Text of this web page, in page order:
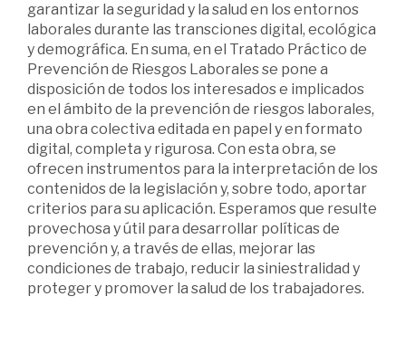
garantizar la seguridad y la salud en los entornos
laborales durante las transciones digital, ecológica
y demográfica. En suma, en el Tratado Práctico de
Prevención de Riesgos Laborales se pone a
disposición de todos los interesados e implicados
en el ámbito de la prevención de riesgos laborales,
una obra colectiva editada en papel y en formato
digital, completa y rigurosa. Con esta obra, se
ofrecen instrumentos para la interpretación de los
contenidos de la legislación y, sobre todo, aportar
criterios para su aplicación. Esperamos que resulte
provechosa y útil para desarrollar políticas de
prevención y, a través de ellas, mejorar las
condiciones de trabajo, reducir la siniestralidad y
proteger y promover la salud de los trabajadores.